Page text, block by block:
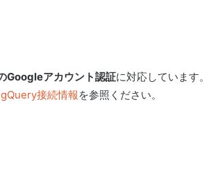
Googleアカウント認証に対応しています。
接続情報を参照ください。